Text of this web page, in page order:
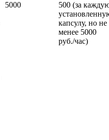
5000
500 (за
капсулу, но не
менее 5000
руб./час)